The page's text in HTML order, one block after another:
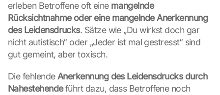
erleben Betroffene oft eine mangelnde
Rücksichtnahme oder eine mangelnde Anerkennung
des Leidensdrucks. Sätze wie „Du wirkst doch gar
nicht autistisch“ oder „Jeder ist mal gestresst“ sind
gut gemeint, aber toxisch.
Die fehlende Anerkennung des Leidensdrucks durch
Nahestehende führt dazu, dass Betroffene noch